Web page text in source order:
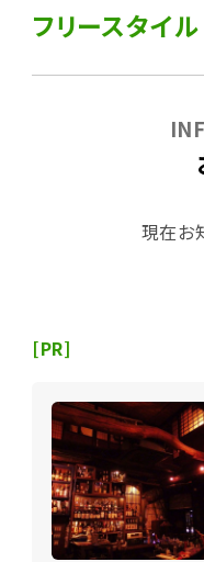
フリースタイル
現在お
[PR]